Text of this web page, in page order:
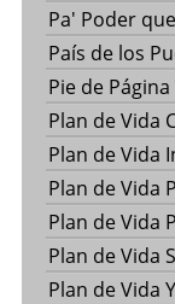
Pa' Poder
País de los
Pie de Página
Plan de Vida
Plan de Vida
Plan de Vida
Plan de Vida
Plan de Vida
Plan de Vida